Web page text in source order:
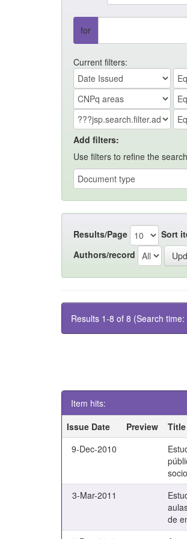
for
Current filters:
Add filters:
Use filters to refine the
Results/Page Sort
Authors/record
Results 1-8 of 8 (Search
Item hits:
Issue Date
Preview Title
9-Dec-2010
3-Mar-2011
de